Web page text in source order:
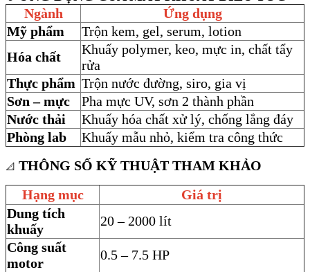
Ngành
Ứng dụng
Mỹ phẩm
Trộn kem, gel, serum, lotion
Hóa chất
Khuấy polymer, keo, mực in, chất tẩy
rửa
Thực phẩm Trộn nước đường, siro, gia vị
Sơn – mực
Pha mực UV, sơn 2 thành phần
Nước thải
Khuấy hóa chất xử lý, chống lắng đáy
Phòng lab
Khuấy mẫu nhỏ, kiểm tra công thức
📐 THÔNG SỐ KỸ THUẬT THAM KHẢO
Hạng mục
Giá trị
Dung tích
khuấy
20 – 2000 lít
Công suất
motor
0.5 – 7.5 HP